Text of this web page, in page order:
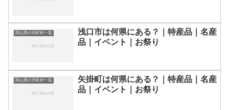
岡山県の市町村一覧
浅口市は何県にある？｜特産品｜名産
品｜イベント｜お祭り
岡山県の市町村一覧
矢掛町は何県にある？｜特産品｜名産
品｜イベント｜お祭り